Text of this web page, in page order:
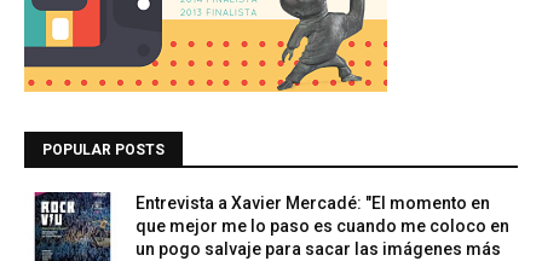
POPULAR POSTS
Entrevista a Xavier Mercadé: "El momento en
que mejor me lo paso es cuando me coloco en
un pogo salvaje para sacar las imágenes más